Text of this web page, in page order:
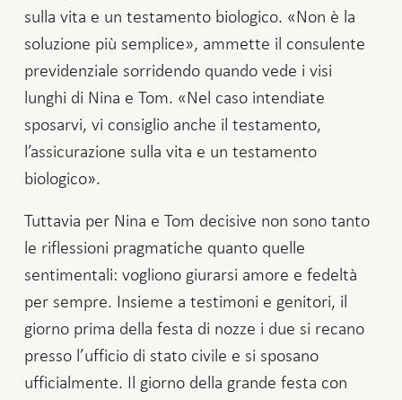
sulla vita e un testamento biologico. «Non è la
soluzione più semplice», ammette il consulente
previdenziale sorridendo quando vede i visi
lunghi di Nina e Tom. «Nel caso intendiate
sposarvi, vi consiglio anche il testamento,
l’assicurazione sulla vita e un testamento
biologico».
Tuttavia per Nina e Tom decisive non sono tanto
le riflessioni pragmatiche quanto quelle
sentimentali: vogliono giurarsi amore e fedeltà
per sempre. Insieme a testimoni e genitori, il
giorno prima della festa di nozze i due si recano
presso l’ufficio di stato civile e si sposano
ufficialmente. Il giorno della grande festa con